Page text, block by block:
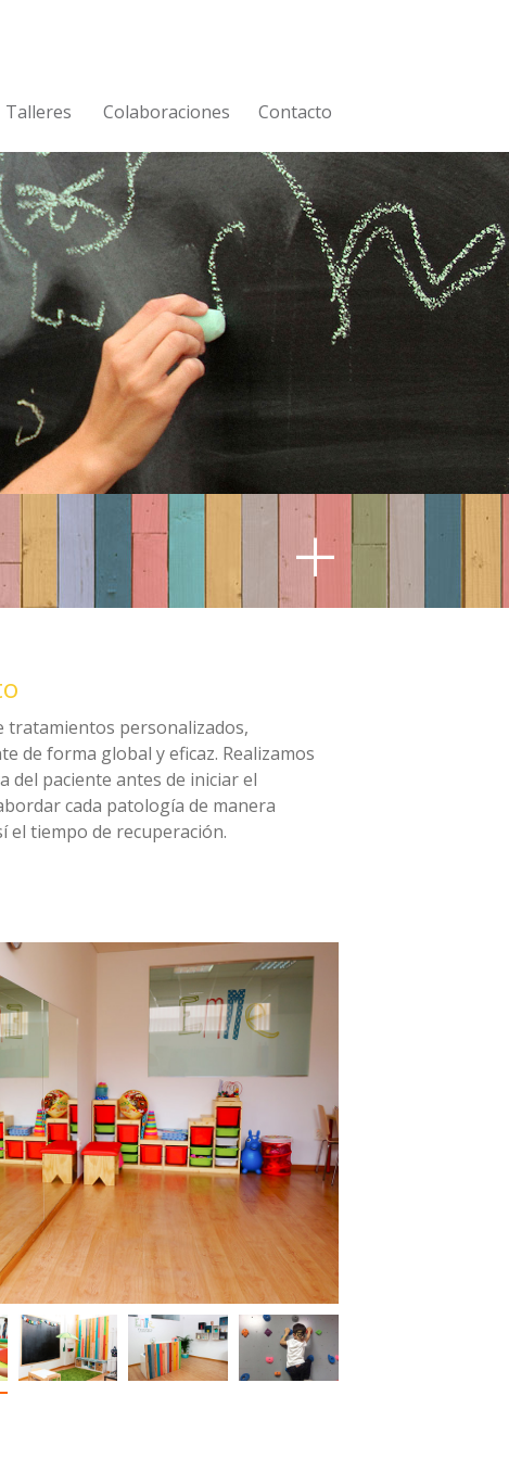
Talleres Colaboraciones Contacto
+
tratamientos personalizados,
de forma global y eficaz. Realizamos
del paciente antes de iniciar el
cada patología de manera
el tiempo de recuperación.